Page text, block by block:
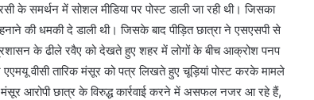
के समर्थन में सोशल मीडिया पर पोस्ट डाली जा रही थी। जिसका
की धमकी दे डाली थी। जिसके बाद पीड़ित छात्रा ने एसएसपी से
के ढीले रवैए को देखते हुए शहर में लोगों के बीच आक्रोश पनप
वीसी तारिक मंसूर को पत्र लिखते हुए चूड़ियां पोस्ट करके मामले
आरोपी छात्र के विरुद्ध कार्रवाई करने में असफल नजर आ रहे हैं,